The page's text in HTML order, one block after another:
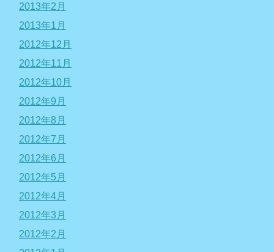
2013年2月
2013年1月
2012年12月
2012年11月
2012年10月
2012年9月
2012年8月
2012年7月
2012年6月
2012年5月
2012年4月
2012年3月
2012年2月